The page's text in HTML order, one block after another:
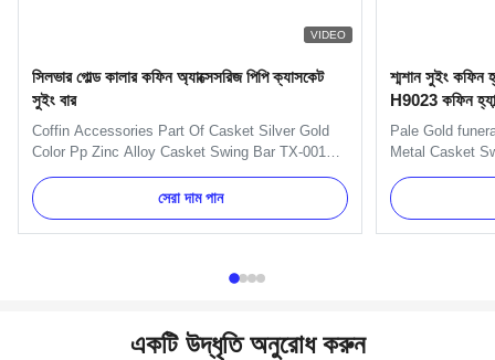
VIDEO
সিলভার গোল্ড কালার কফিন অ্যাক্সেসরিজ পিপি ক্যাসকেট
সুইং বার
Coffin Accessories Part Of Casket Silver Gold
Color Pp Zinc Alloy Casket Swing Bar TX-001
Plastic(PP,ABS) Color Gold, silver, copper, as
your order Delivery Time 30 days after the order
confirmed Payment Term TT, L/C MOQ 100sets
সেরা দাম পান
শ্মশান সুইং কফিন
H9023 কফিন
Pale Gold
Metal Casket
H9023 handle
decorate the
TX-Model
একটি উদ্ধৃতি অনুরোধ করুন